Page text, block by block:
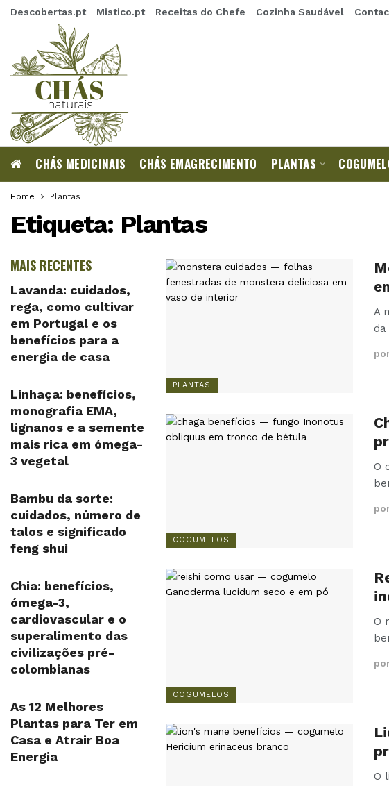
Descobertas.pt Mistico.pt Receitas do Chefe Cozinha Saudável
CHÁS MEDICINAIS CHÁS EMAGRECIMENTO PLANTAS
Home Plantas
Etiqueta: Plantas
PLANTAS
A
da
COGUMELOS
O
COGUMELOS
O
O
MAIS RECENTES
Lavanda: cuidados,
rega, como cultivar
em Portugal e os
benefícios para a
energia de casa
Linhaça: benefícios,
monografia EMA,
lignanos e a semente
mais rica em ómega-
3 vegetal
Bambu da sorte:
cuidados, número de
talos e significado
feng shui
Chia: benefícios,
ómega-3,
cardiovascular e o
superalimento das
civilizações pré-
colombianas
As 12 Melhores
Plantas para Ter em
Casa e Atrair Boa
Energia